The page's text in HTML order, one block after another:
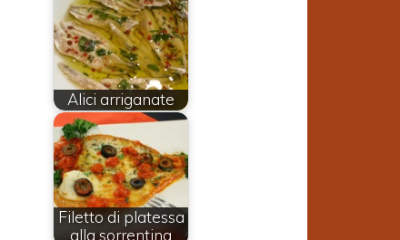
Alici arriganate
Filetto di platessa
alla sorrentina